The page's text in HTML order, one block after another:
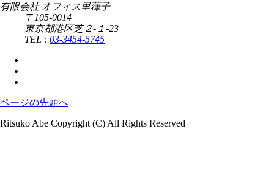
有限会社 オフィス里葎子
〒105-0014
東京都港区芝２-１-23
TEL : 03-3454-5745
ページの先頭へ
Ritsuko Abe Copyright (C) All Rights Reserved